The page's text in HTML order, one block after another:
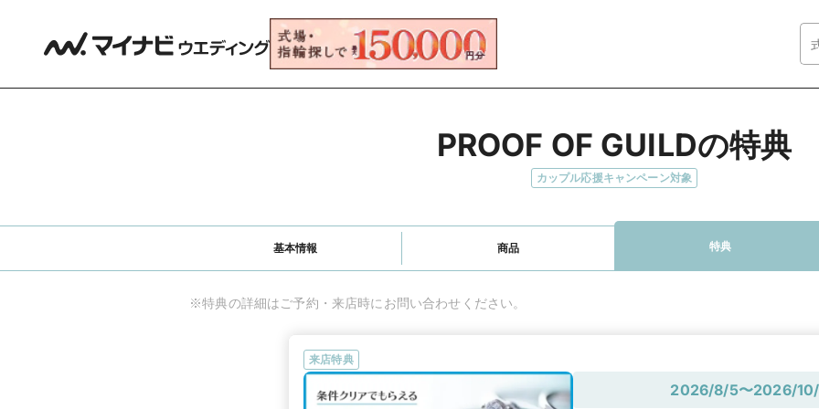
PROOF OF GUILDの特典
カップル応援キャンペーン対象
基本情報 商品 特典
※特典の詳細はご予約・来店時にお問い合わせください。
来店特典
2026/8/5〜2026/